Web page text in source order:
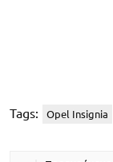
Tags: Opel Insignia